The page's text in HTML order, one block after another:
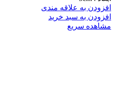
افزودن به علاقه مندی
افزودن به سبد خرید
مشاهده سریع